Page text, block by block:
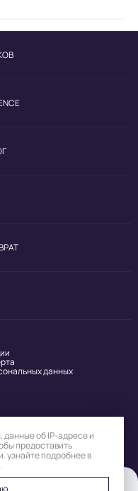
, данныеоб IP-адресеи
предоставить
узнайте подробнее в
.
данных
к нам